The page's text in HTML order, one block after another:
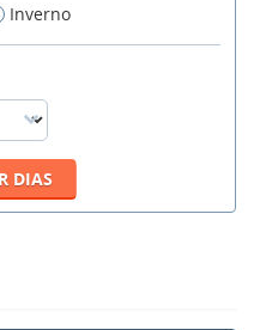
Inverno